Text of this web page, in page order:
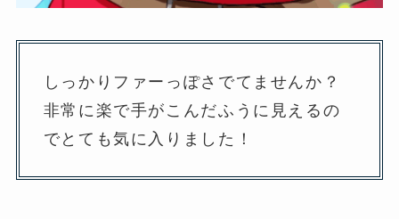
しっかりファーっぽさでてませんか？
非常に楽で手がこんだふうに見えるの
でとても気に入りました！